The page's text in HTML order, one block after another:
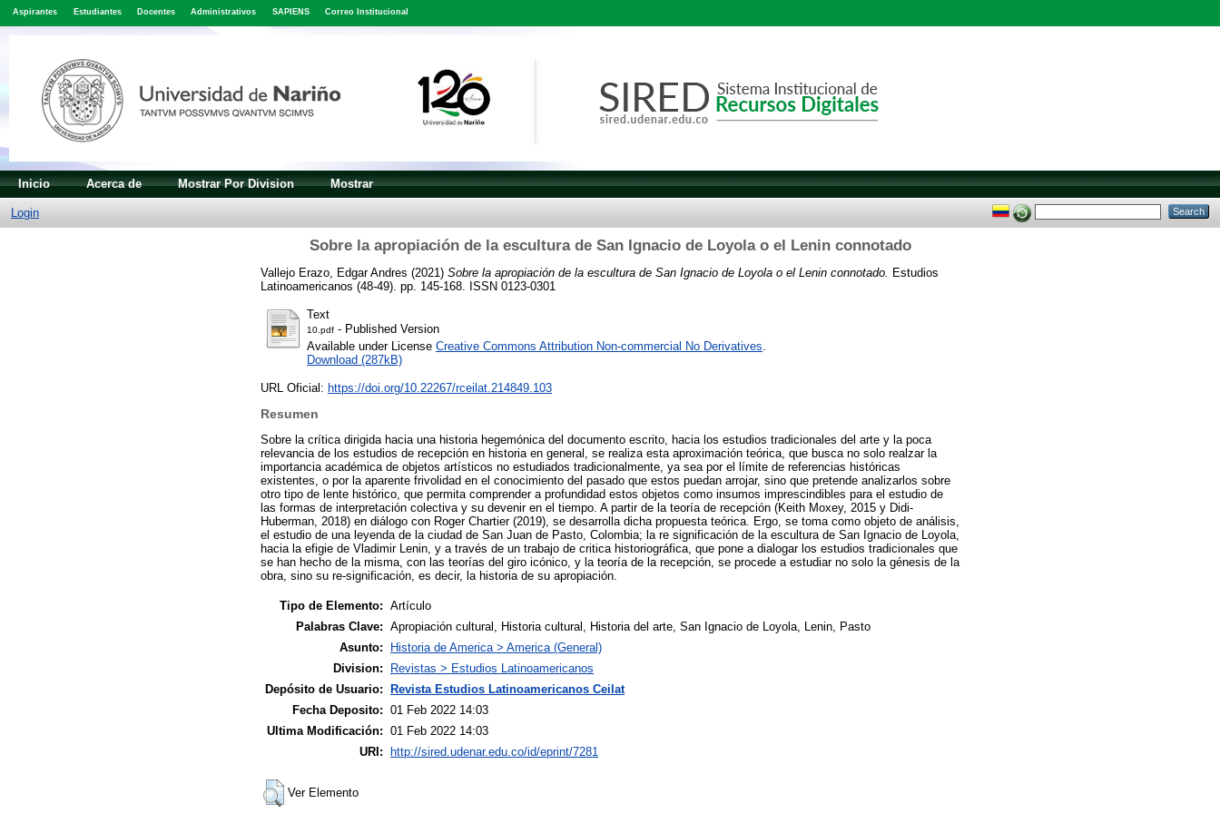
Aspirantes Estudiantes Docentes Administrativos SAPIENS Correo Institucional
Inicio Acerca de Mostrar Por Division Mostrar
Login
Sobre la apropiación de la escultura de San Ignacio de Loyola o el Lenin connotado
Vallejo Erazo, Edgar Andres (2021) Sobre la apropiación de la escultura de San Ignacio de Loyola o el Lenin connotado. Estudios
Latinoamericanos (48-49). pp. 145-168. ISSN 0123-0301
Text
10.pdf - Published Version
Available under License Creative Commons Attribution Non-commercial No Derivatives.
Download (287kB)
URL Oficial: https://doi.org/10.22267/rceilat.214849.103
Resumen
Sobre la crítica dirigida hacia una historia hegemónica del documento escrito, hacia los estudios tradicionales del arte y la poca
relevancia de los estudios de recepción en historia en general, se realiza esta aproximación teórica, que busca no solo realzar la
importancia académica de objetos artísticos no estudiados tradicionalmente, ya sea por el límite de referencias históricas
existentes, o por la aparente frivolidad en el conocimiento del pasado que estos puedan arrojar, sino que pretende analizarlos sobre
otro tipo de lente histórico, que permita comprender a profundidad estos objetos como insumos imprescindibles para el estudio de
las formas de interpretación colectiva y su devenir en el tiempo. A partir de la teoría de recepción (Keith Moxey, 2015 y Didi-
Huberman, 2018) en diálogo con Roger Chartier (2019), se desarrolla dicha propuesta teórica. Ergo, se toma como objeto de análisis,
el estudio de una leyenda de la ciudad de San Juan de Pasto, Colombia; la re significación de la escultura de San Ignacio de Loyola,
hacia la efigie de Vladimir Lenin, y a través de un trabajo de critica historiográfica, que pone a dialogar los estudios tradicionales que
se han hecho de la misma, con las teorías del giro icónico, y la teoría de la recepción, se procede a estudiar no solo la génesis de la
obra, sino su re-significación, es decir, la historia de su apropiación.
Tipo de Elemento: Artículo
Palabras Clave: Apropiación cultural, Historia cultural, Historia del arte, San Ignacio de Loyola, Lenin, Pasto
Asunto:
Historia de America > America (General)
Division:
Revistas > Estudios Latinoamericanos
Depósito de Usuario: Revista Estudios Latinoamericanos Ceilat
Fecha Deposito: 01 Feb 2022 14:03
Ultima Modificación: 01 Feb 2022 14:03
URI: http://sired.udenar.edu.co/id/eprint/7281
Ver Elemento